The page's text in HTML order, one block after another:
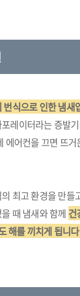
식으로 인한 냄새
레이터라는 증발
에어컨을 끄면 뜨
최고 환경을 만
때 냄새와 함께 건
해를 끼치게 됩니